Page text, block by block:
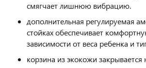
смягчает лишнюю вибрацию.
дополнительная регулируемая
стойках обеспечивает
зависимости от веса ребенка и
корзина из экокожи